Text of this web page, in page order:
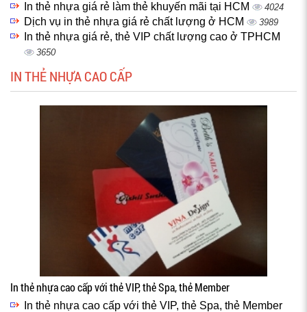
In thẻ nhựa giá rẻ làm thẻ khuyến mãi tại HCM 4024
Dịch vụ in thẻ nhựa giá rẻ chất lượng ở HCM 3989
In thẻ nhựa giá rẻ, thẻ VIP chất lượng cao ở TPHCM
3650
IN THẺ NHỰA CAO CẤP
In thẻ nhựa cao cấp với thẻ VIP, thẻ Spa, thẻ Member
In thẻ nhựa cao cấp với thẻ VIP, thẻ Spa, thẻ Member